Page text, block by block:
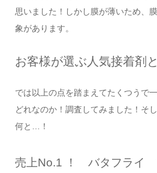
思いました！しかし膜が薄いため、
象があります。
お客様が選ぶ人気接着剤
では以上の点を踏まえてたくつうで
どれなのか！調査してみました！そ
何と…！
売上No.1 ！ バタフライ